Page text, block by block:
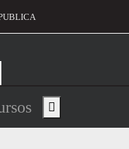
d'usuari
de
Show main menu